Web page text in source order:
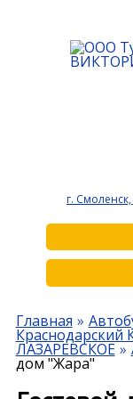
г.
Главная
Краснодарский
ЛАЗАРЕВСКОЕ
дом "Жара"